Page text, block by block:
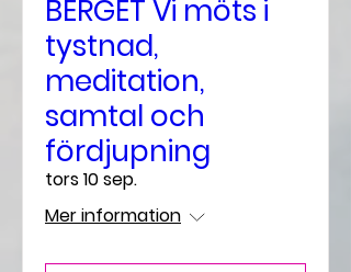
BERGET Vi möts i
tystnad,
meditation,
samtal och
fördjupning
tors 10 sep.
Mer information